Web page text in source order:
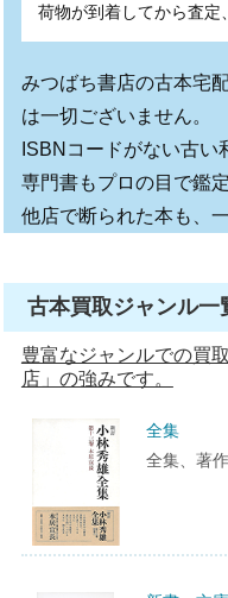
荷物が到着してから査定
みつばち書店の古本宅
は一切ございません。
ISBNコードがない古
専門書もプロの目で鑑定
他店で断られた本も、
古本買取ジャンル一
豊富なジャンルでの買
店」の強みです。
全集
全集、著